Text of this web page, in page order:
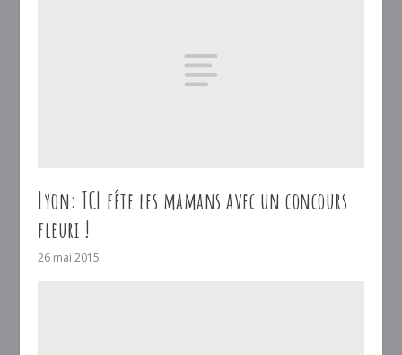
Lyon: TCL fête les mamans avec un concours
fleuri !
26 mai 2015